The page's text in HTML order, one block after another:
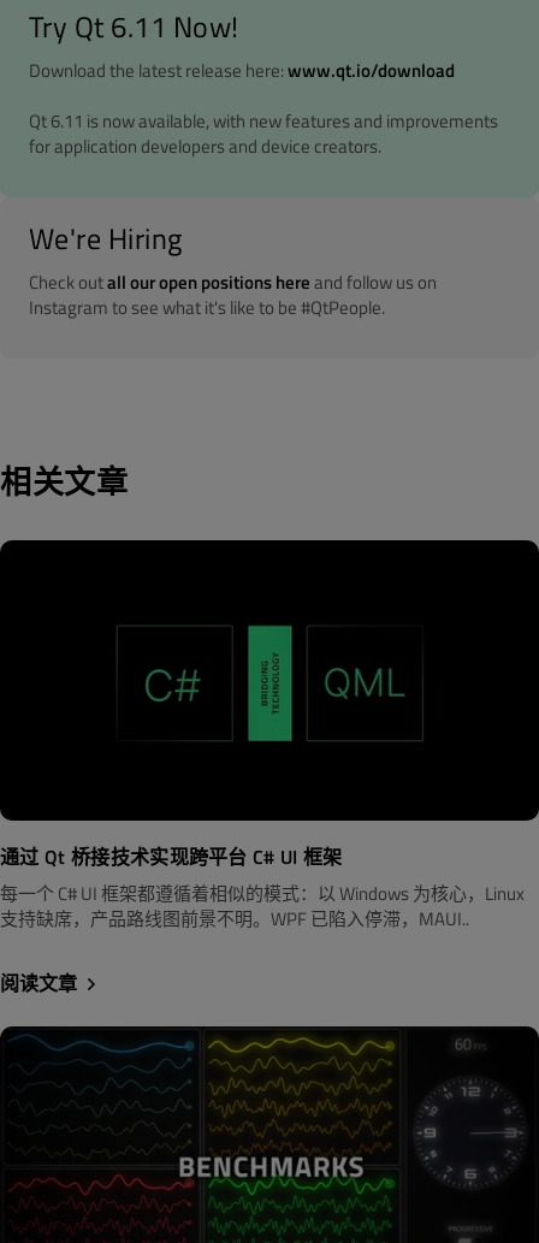
Try Qt 6.11 Now!
Download the latest release here:www.qt.io/download
Qt 6.11 is now available, with new features and improvements
for application developers and device creators.
We're Hiring
Check outall our open positions hereand follow us on
Instagram to see what it's like to be #QtPeople.
相关文章
通过 Qt 桥接技术实现跨平台 C# UI 框架
每一个 C# UI 框架都遵循着相似的模式：以 Windows 为核心，Linux
支持缺席，产品路线图前景不明。WPF 已陷入停滞，MAUI..
阅读文章